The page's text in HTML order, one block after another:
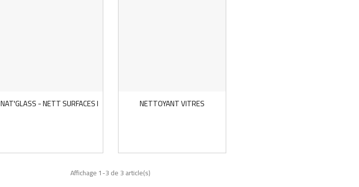
NAT'GLASS - NETT SURFACES LISSES VITRES ET ECRANS - FLACON DE 750ML
NETTOYANT VITRES
Affichage 1-3 de 3 article(s)